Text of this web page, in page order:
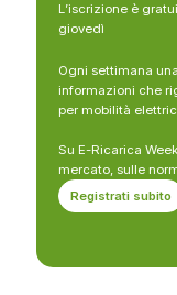
L’iscrizione è
giovedì
Ogni settimana
informazioni che
per mobilità
Su E-Ricarica
mercato, sulle
Registrati subito